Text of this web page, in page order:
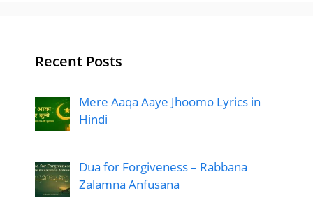
Recent Posts
Mere Aaqa Aaye Jhoomo Lyrics in
Hindi
Dua for Forgiveness – Rabbana
Zalamna Anfusana